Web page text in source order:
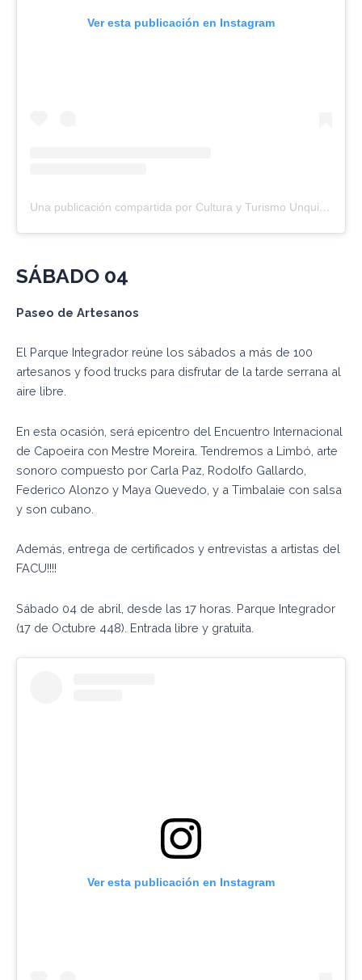
Ver esta publicación en Instagram
Una publicación compartida por Cultura y Turismo Unquillo (@culturayturismounquillo)
SÁBADO 04
Paseo de Artesanos
El Parque Integrador reúne los sábados a más de 100
artesanos y food trucks para disfrutar de la tarde serrana al
aire libre.
En esta ocasión, será epicentro del Encuentro Internacional
de Capoeira con Mestre Moreira. Tendremos a Limbó, arte
sonoro compuesto por Carla Paz, Rodolfo Gallardo,
Federico Alonzo y Maya Quevedo, y a Timbalaie con salsa
y son cubano.
Además, entrega de certificados y entrevistas a artistas del
FACU!!!!
Sábado 04 de abril, desde las 17 horas. Parque Integrador
(17 de Octubre 448). Entrada libre y gratuita.
Ver esta publicación en Instagram